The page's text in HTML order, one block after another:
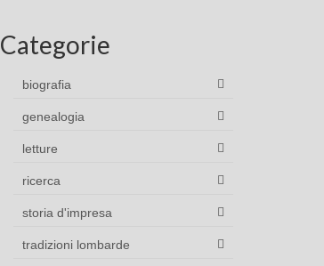
Categorie
biografia
genealogia
letture
ricerca
storia d'impresa
tradizioni lombarde